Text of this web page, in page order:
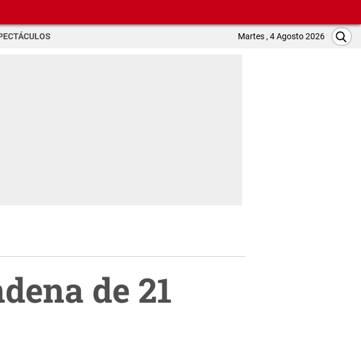
Martes , 4 Agosto 2026
de 21